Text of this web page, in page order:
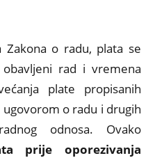
o radu, plata se
rad i vremena
plate propisanih
o radu i drugih
odnosa. Ovako
prije oporezivanja